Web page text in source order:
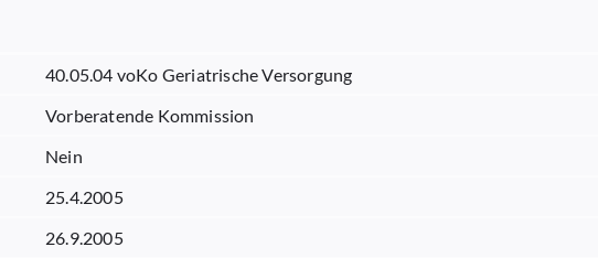
40.05.04 voKo Geriatrische Versorgung
Vorberatende Kommission
Nein
25.4.2005
26.9.2005